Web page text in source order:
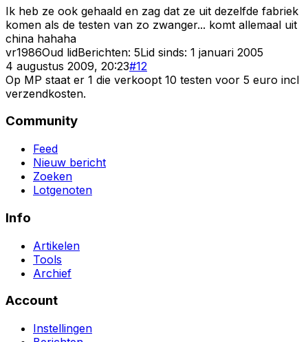
Ik heb ze ook gehaald en zag dat ze uit dezelfde fabriek
komen als de testen van zo zwanger... komt allemaal uit
china hahaha
vr1986Oud lidBerichten: 5Lid sinds: 1 januari 2005
4 augustus 2009, 20:23#12
Op MP staat er 1 die verkoopt 10 testen voor 5 euro incl
verzendkosten.
Community
Feed
Nieuw bericht
Zoeken
Lotgenoten
Info
Artikelen
Tools
Archief
Account
Instellingen